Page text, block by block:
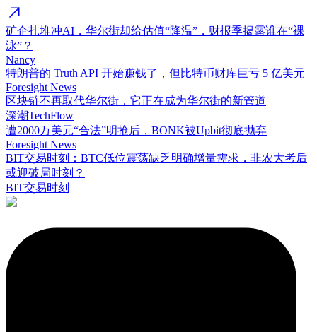
矿企扎堆冲AI，华尔街却给估值“降温”，财报季揭露谁在“裸
泳”？
Nancy
特朗普的 Truth API 开始赚钱了，但比特币财库巨亏 5 亿美元
Foresight News
区块链不再取代华尔街，它正在成为华尔街的新管道
深潮TechFlow
遭2000万美元“合法”明抢后，BONK被Upbit彻底抛弃
Foresight News
BIT交易时刻：BTC低位震荡缺乏明确增量需求，非农大考后
或迎破局时刻？
BIT交易时刻